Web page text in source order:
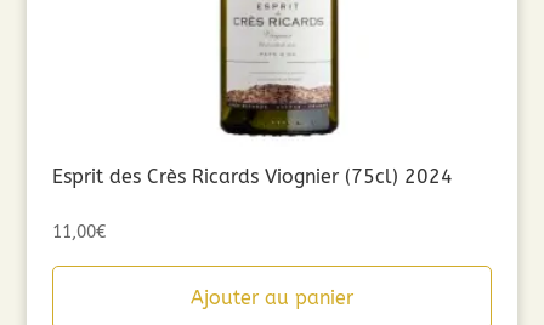
Esprit des Crès Ricards Viognier (75cl) 2024
11,00€
Ajouter au panier